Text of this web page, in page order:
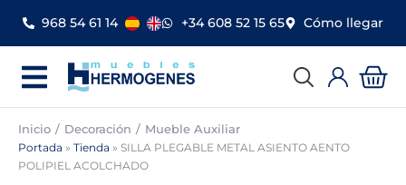
contenido
968 54 61 14 +34 608 52 15 65 Cómo llegar
Inicio Decoración Mueble Auxiliar
Portada » Tienda » SILLA PLEGABLE METAL ASIENTO AENTO
POLIPIEL ACOLCHADO